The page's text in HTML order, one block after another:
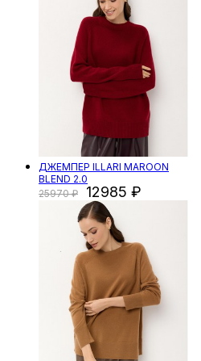
ДЖЕМПЕР ILLARI MAROON
BLEND 2.0
25970
12985